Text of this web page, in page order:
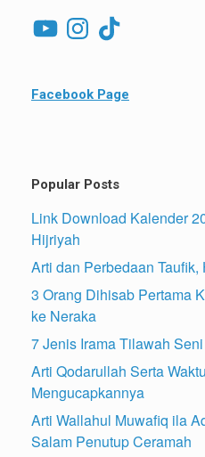
YouTubeInstagram
TikTok
Facebook Page
Popular Posts
Link Download Kalender
Hijriyah
Arti dan Perbedaan
3 Orang Dihisab Pertama
ke Neraka
7 Jenis Irama Tilawah
Arti Qodarullah Serta
Mengucapkannya
Arti Wallahul Muwafiq ila
Salam Penutup Ceramah